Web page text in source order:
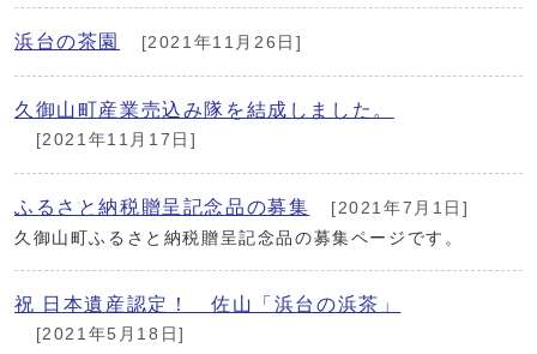
浜台の茶園 [2021年11月26日]
久御山町産業売込み隊を結成しました。
[2021年11月17日]
ふるさと納税贈呈記念品の募集
[2021年7月1日]
久御山町ふるさと納税贈呈記念品の募集ページです。
祝 日本遺産認定！ 佐山「浜台の浜茶」
[2021年5月18日]